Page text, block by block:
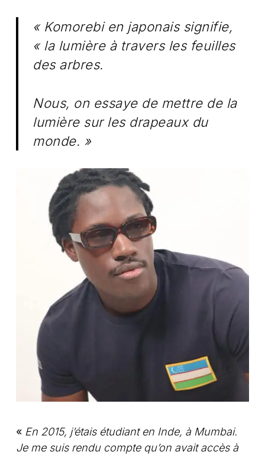
« Komorebi en japonais signifie,
« la lumière à travers les feuilles
des arbres.
Nous, on essaye de mettre de la
lumière sur les drapeaux du
monde. »
« En 2015, j’étais étudiant en Inde, à Mumbai.
Je me suis rendu compte qu’on avait accès à